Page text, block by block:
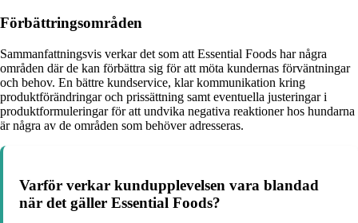
Förbättringsområden
Sammanfattningsvis verkar det som att Essential Foods har några
områden där de kan förbättra sig för att möta kundernas förväntningar
och behov. En bättre kundservice, klar kommunikation kring
produktförändringar och prissättning samt eventuella justeringar i
produktformuleringar för att undvika negativa reaktioner hos hundarna
är några av de områden som behöver adresseras.
Varför verkar kundupplevelsen vara blandad
när det gäller Essential Foods?